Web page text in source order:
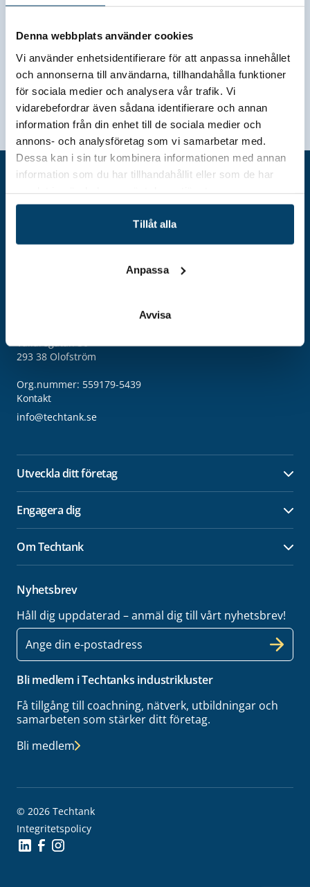
Denna webbplats använder cookies
Vi använder enhetsidentifierare för att anpassa innehållet
och annonserna till användarna, tillhandahålla funktioner
för sociala medier och analysera vår trafik. Vi
vidarebefordrar även sådana identifierare och annan
information från din enhet till de sociala medier och
annons- och analysföretag som vi samarbetar med.
Dessa kan i sin tur kombinera informationen med annan
information som du har tillhandahållit eller som de har
Tillåt alla
Anpassa
Avvisa
våramedlemsföretag.
293 38 Olofström
Org.nummer: 559179-5439
Kontakt
info@techtank.se
Utveckla ditt företag
Engagera dig
Om Techtank
Nyhetsbrev
Håll dig uppdaterad – anmäl dig till vårt nyhetsbrev!
E-
post
Bli medlem i Techtanks industrikluster
Få tillgång till coachning, nätverk, utbildningar och
samarbeten som stärker ditt företag.
Bli medlem
© 2026 Techtank
Integritetspolicy
Social Icon
Social Icon
Social Icon